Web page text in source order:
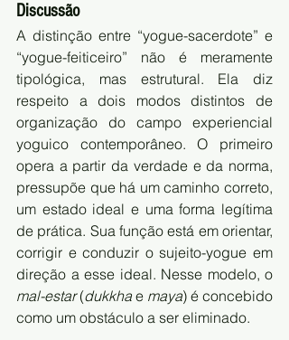
Discussão
A distinção entre “yogue-sacerdote” e
“yogue-feiticeiro” não é meramente
tipológica, mas estrutural. Ela diz
respeito a dois modos distintos de
organização do campo experiencial
yoguico contemporâneo. O primeiro
opera a partir da verdade e da norma,
pressupõe que há um caminho correto,
um estado ideal e uma forma legítima
de prática. Sua função está em orientar,
corrigir e conduzir o sujeito-yogue em
mal-estar (dukkha e maya) é concebido
como um obstáculo a ser eliminado.